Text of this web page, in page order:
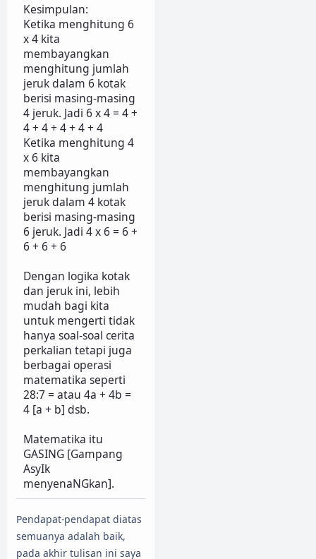
Kesimpulan:
Ketika menghitung 6
x 4 kita
membayangkan
menghitung jumlah
jeruk dalam 6 kotak
berisi masing-masing
4 jeruk. Jadi 6 x 4 = 4 +
4 + 4 + 4 + 4 + 4
Ketika menghitung 4
x 6 kita
membayangkan
menghitung jumlah
jeruk dalam 4 kotak
berisi masing-masing
6 jeruk. Jadi 4 x 6 = 6 +
6 + 6 + 6
Dengan logika kotak
dan jeruk ini, lebih
mudah bagi kita
untuk mengerti tidak
hanya soal-soal cerita
perkalian tetapi juga
berbagai operasi
matematika seperti
28:7 = atau 4a + 4b =
4 [a + b] dsb.
Matematika itu
GASING [Gampang
AsyIk
menyenaNGkan].
Pendapat-pendapat diatas
semuanya adalah baik,
pada akhir tulisan ini saya